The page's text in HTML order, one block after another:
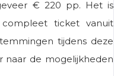
€ 220 pp. Het is
ticket vanuit
tijdens deze
naar de mogelijkheden